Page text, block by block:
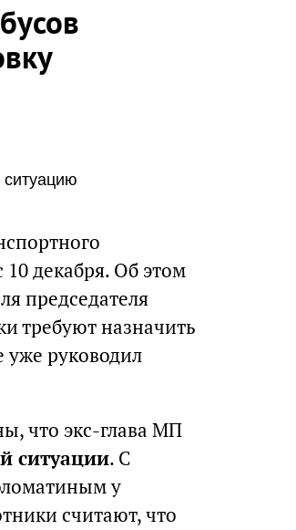
ситуацию
10 декабря. Об этом
председателя
требуют назначить
уже руководил
что экс-глава МП
ситуации. С
у
считают, что